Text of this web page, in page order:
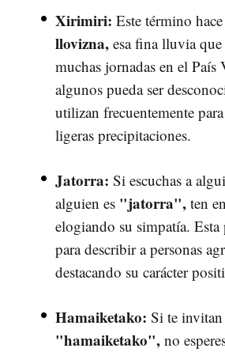
Xirimiri: Este término
llovizna, esa fina lluvia que
muchas jornadas en el País
algunos pueda ser
utilizan frecuentemente
ligeras precipitaciones.
Jatorra: Si escuchas a
alguien es "jatorra", ten
elogiando su simpatía. Esta
para describir a personas
destacando su carácter
Hamaiketako: Si te
"hamaiketako", no